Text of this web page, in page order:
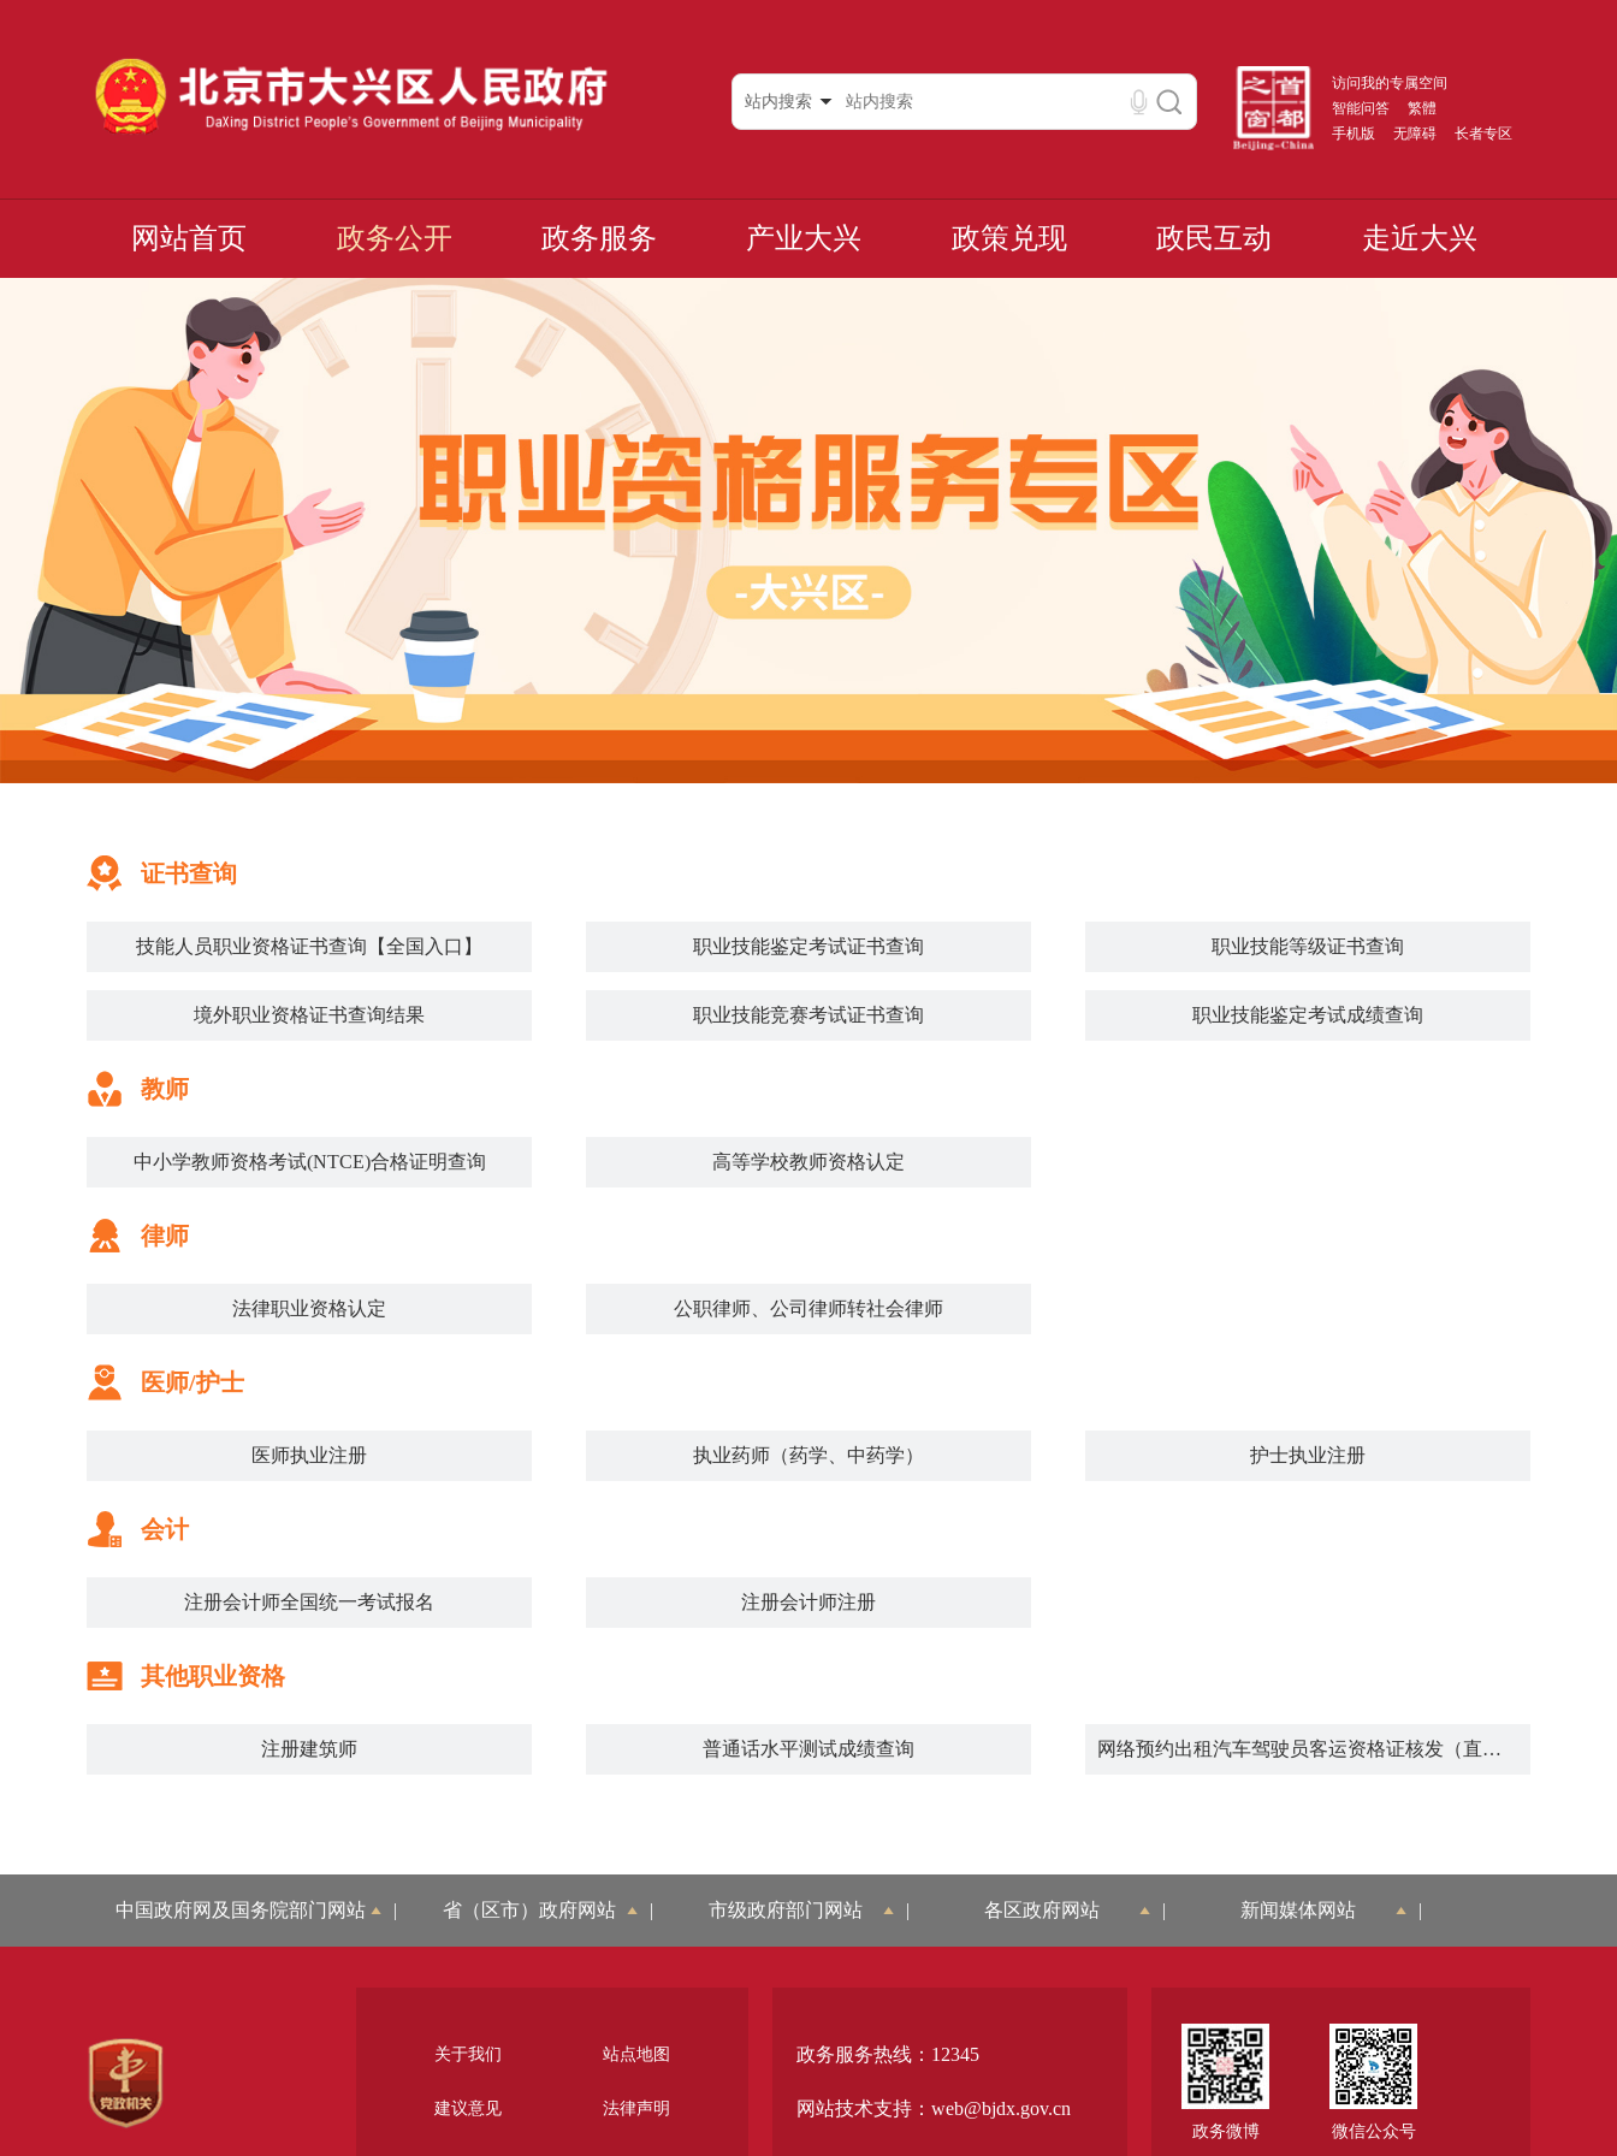
访问我的专属空间
智能问答
繁體
手机版
无障碍 长者专区
站内搜索
网站首页 政务公开 政务服务 产业大兴 政策兑现 政民互动 走近大兴
证书查询
技能人员职业资格证书查询【全国入口】 职业技能鉴定考试证书查询 职业技能等级证书查询
境外职业资格证书查询结果 职业技能竞赛考试证书查询 职业技能鉴定考试成绩查询
教师
中小学教师资格考试(NTCE)合格证明查询 高等学校教师资格认定
律师
法律职业资格认定 公职律师、公司律师转社会律师
医师/护士
医师执业注册 执业药师（药学、中药学） 护士执业注册
会计
注册会计师全国统一考试报名 注册会计师注册
其他职业资格
注册建筑师 普通话水平测试成绩查询 网络预约出租汽车驾驶员客运资格证核发（直辖市权限）
中国政府网及国务院部门网站 | 省（区市）政府网站 | 市级政府部门网站 | 各区政府网站 | 新闻媒体网站 |
关于我们 站点地图
建议意见 法律声明
政务服务热线：12345
网站技术支持：web@bjdx.gov.cn
政务微博 微信公众号